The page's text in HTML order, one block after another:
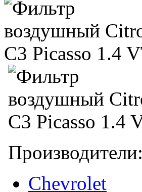
Производители:
Chevrolet